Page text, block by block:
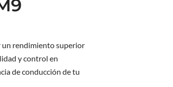
un rendimiento superior
y control en
de conducción de tu